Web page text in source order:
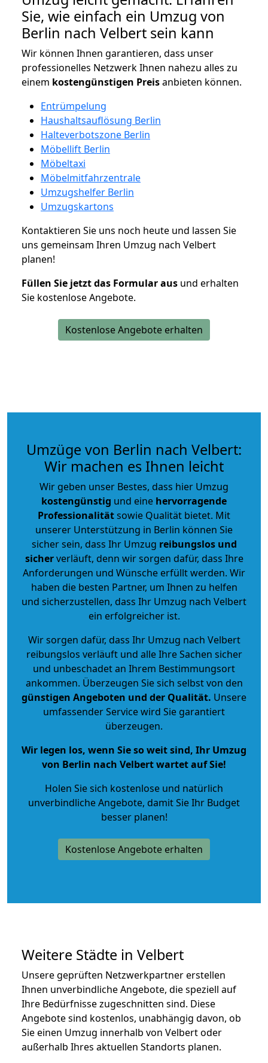
Sie, wie einfach ein Umzug von
Berlin nach Velbert sein kann
Wir können Ihnen garantieren, dass unser
professionelles Netzwerk Ihnen nahezu alles zu
einem kostengünstigen Preisanbieten können.
Entrümpelung
Haushaltsauflösung Berlin
Halteverbotszone Berlin
Möbellift Berlin
Möbeltaxi
Möbelmitfahrzentrale
Umzugshelfer Berlin
Umzugskartons
Kontaktieren Sie uns noch heute und lassen Sie
uns gemeinsam Ihren Umzug nach Velbert
planen!
Füllen Sie jetzt das Formular aus und erhalten
Sie kostenlose Angebote.
Kostenlose Angebote erhalten
Umzüge von Berlin nach Velbert:
Wir machen es Ihnen leicht
Wir geben unser Bestes, dass hier Umzug
kostengünstig und eine hervorragende
Professionalitätsowie Qualität bietet. Mit
unserer Unterstützung in Berlin können Sie
sicher sein, dass Ihr Umzug reibungslos und
sicherverläuft, denn wir sorgen dafür, dass Ihre
Anforderungen und Wünsche erfüllt werden. Wir
haben die besten Partner, um Ihnen zu helfen
und sicherzustellen, dass Ihr Umzug nach Velbert
ein erfolgreicher ist.
Wir sorgen dafür, dass Ihr Umzug nach Velbert
reibungslos verläuft und alle Ihre Sachen sicher
und unbeschadet an Ihrem Bestimmungsort
ankommen. Überzeugen Sie sich selbst von den
günstigen Angeboten und der Qualität. Unsere
umfassender Service wird Sie garantiert
überzeugen.
Wir legen los, wenn Sie so weit sind, Ihr Umzug
von Berlin nach Velbert wartet auf Sie!
Holen Sie sich kostenlose und natürlich
unverbindliche Angebote, damit Sie Ihr Budget
besser planen!
Kostenlose Angebote erhalten
Weitere Städte in Velbert
Unsere geprüften Netzwerkpartner erstellen
Ihnen unverbindliche Angebote, die speziell auf
Ihre Bedürfnisse zugeschnitten sind. Diese
Angebote sind kostenlos, unabhängig davon, ob
Sie einen Umzug innerhalb von Velbert oder
außerhalb Ihres aktuellen Standorts planen.